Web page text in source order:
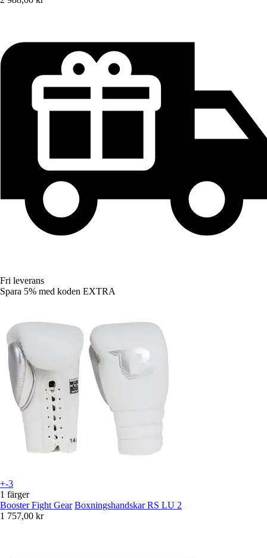
Fri leverans
Spara 5% med koden EXTRA
+-3
1 färger
Booster Fight Gear Boxningshandskar RS LU 2
1 757,00 kr